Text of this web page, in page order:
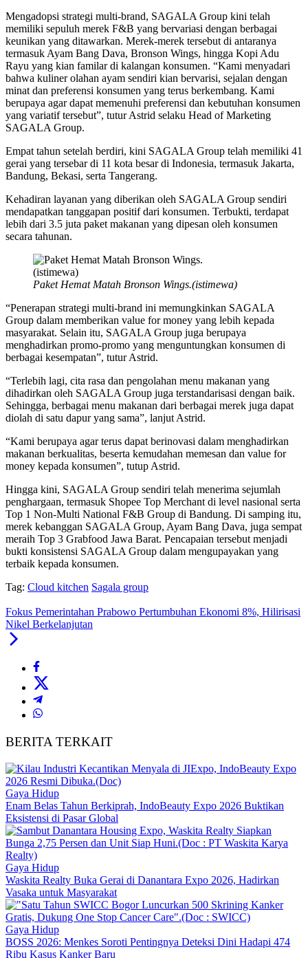
Mengadopsi strategi multi-brand, SAGALA Group kini telah
memiliki sepuluh merek F&B yang bervariasi dengan berbagai
keunikan yang ditawarkan. Merek-merek tersebut di antaranya
termasuk Ayam Bang Dava, Bronson Wings, hingga Kopi Adu
Rayu yang kian familar di kalangan konsumen. “Kami menyadari
bahwa kuliner olahan ayam sendiri kian bervarisi, sejalan dengan
minat dan preferensi konsumen yang terus berkembang. Kami
berupaya agar dapat memenuhi preferensi dan kebutuhan konsumen
yang variatif tersebut”, tutur Astrid selaku Head of Marketing
SAGALA Group.
Empat tahun setelah berdiri, kini SAGALA Group telah memiliki 41
gerai yang tersebar di 11 kota besar di Indonesia, termasuk Jakarta,
Bandung, Bekasi, serta Tangerang.
Kehadiran layanan yang diberikan oleh SAGALA Group sendiri
mendapatkan tanggapan positif dari konsumen. Terbukti, terdapat
lebih dari 3.5 juta paket makanan yang dipesan oleh konsumen
secara tahunan.
Paket Hemat Matah Bronson Wings.(istimewa)
“Penerapan strategi multi-brand ini memungkinkan SAGALA
Group dalam memberikan value for money yang lebih kepada
masyarakat. Selain itu, SAGALA Group juga berupaya
menghadirkan promo-promo yang menguntungkan konsumen di
berbagai kesempatan”, tutur Astrid.
“Terlebih lagi, cita rasa dan pengolahan menu makanan yang
dihadirkan oleh SAGALA Group juga terstandarisasi dengan baik.
Sehingga, berbagai menu makanan dari berbagai merek juga dapat
diolah di satu dapur yang sama”, lanjut Astrid.
“Kami berupaya agar terus dapat berinovasi dalam menghadirkan
makanan berkualitas, beserta kemudahan memesan dan value for
money kepada konsumen”, tutup Astrid.
Hingga kini, SAGALA Group sendiri telah menerima sejumlah
penghargaan, termasuk Shopee Top Merchant di level nasional serta
Top 1 Non-Multi National F&B Group di Bandung. Di samping itu,
merek kebanggan SAGALA Group, Ayam Bang Dava, juga sempat
meraih Top 3 Grabfood Jawa Barat. Pencapaian tersebut menjadi
bukti konsistensi SAGALA Group dalam mengupayakan yang
terbaik kepada konsumen.
Tag: Cloud kitchen Sagala group
Fokus Pemerintahan Prabowo Pertumbuhan Ekonomi 8%, Hilirisasi
Nikel Berkelanjutan
BERITA TERKAIT
Gaya Hidup
Enam Belas Tahun Berkiprah, IndoBeauty Expo 2026 Buktikan
Eksistensi di Pasar Global
Gaya Hidup
Waskita Realty Buka Gerai di Danantara Expo 2026, Hadirkan
Vasaka untuk Masyarakat
Gaya Hidup
BOSS 2026: Menkes Soroti Pentingnya Deteksi Dini Hadapi 474
Ribu Kasus Kanker Baru